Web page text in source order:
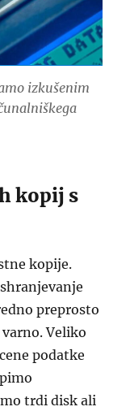
izkušenim
kopij s
kopije.
preprosto
Veliko
podatke
trdi disk ali